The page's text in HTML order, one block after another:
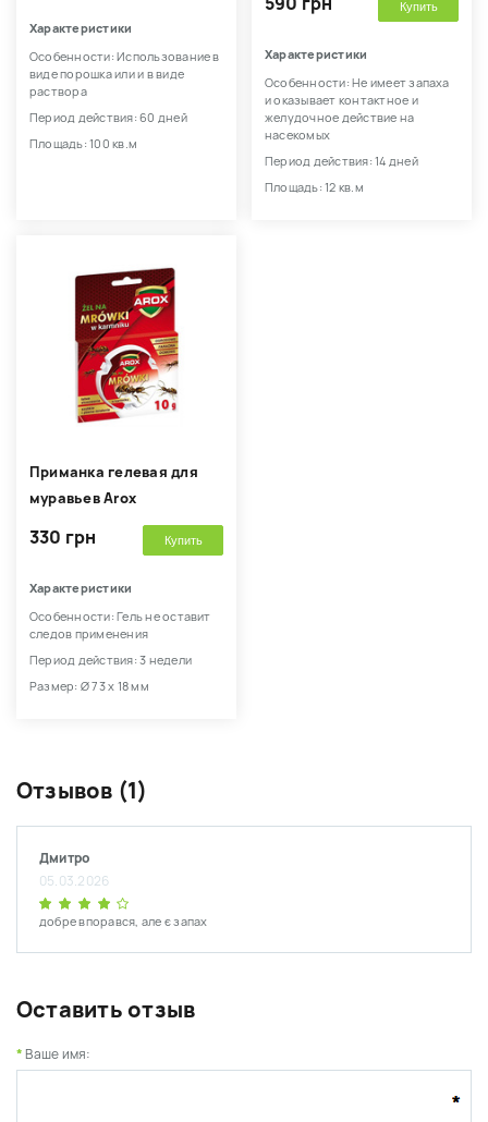
Характеристики
Особенности: Использование в
виде порошка или и в виде
раствора
Период действия: 60 дней
Площадь: 100 кв.м
Купить
Характеристики
Особенности: Не имеет запаха
и оказывает контактное и
желудочное действие на
насекомых
Период действия: 14 дней
Площадь: 12 кв.м
Приманка гелевая для
муравьев Arox
330 грн Купить
Характеристики
Особенности: Гель не оставит
следов применения
Период действия: 3 недели
Размер: Ø 73 х 18 мм
Отзывов (1)
Дмитро
05.03.2026
добре впорався, але є запах
Оставить отзыв
Ваше имя: